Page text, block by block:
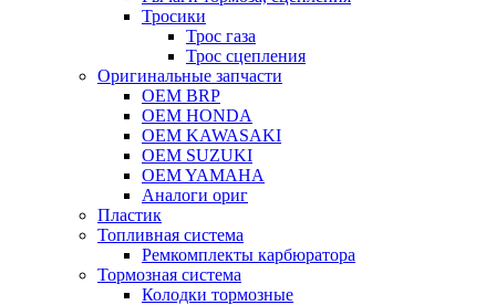
Тросики
Трос газа
Трос сцепления
Оригинальные запчасти
OEM BRP
OEM HONDA
OEM KAWASAKI
OEM SUZUKI
OEM YAMAHA
Аналоги ориг
Пластик
Топливная система
Ремкомплекты карбюратора
Тормозная система
Колодки тормозные